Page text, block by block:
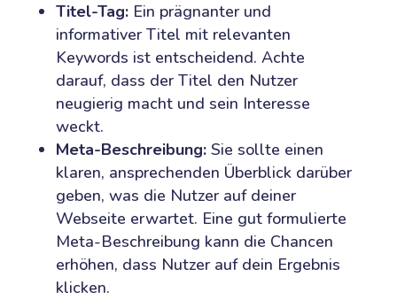
Titel-Tag:Ein prägnanter und
informativer Titel mit relevanten
Keywords ist entscheidend. Achte
darauf, dass der Titel den Nutzer
neugierig macht und sein Interesse
weckt.
Meta-Beschreibung:Sie sollte einen
klaren, ansprechenden Überblick darüber
geben, was die Nutzer auf deiner
Webseite erwartet. Eine gut formulierte
Meta-Beschreibung kann die Chancen
erhöhen, dass Nutzer auf dein Ergebnis
klicken.